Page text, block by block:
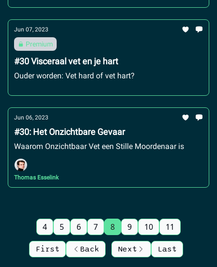
Jun 07, 2023
Premium
#30 Visceraal vet en je hart
Ouder worden: Vet hard of vet hart?
Jun 06, 2023
#30: Het Onzichtbare Gevaar
Waarom Onzichtbaar Vet een Stille Moordenaar is
Thomas Esselink
First Back
4 5 6 7 8 9 10 11
Next Last